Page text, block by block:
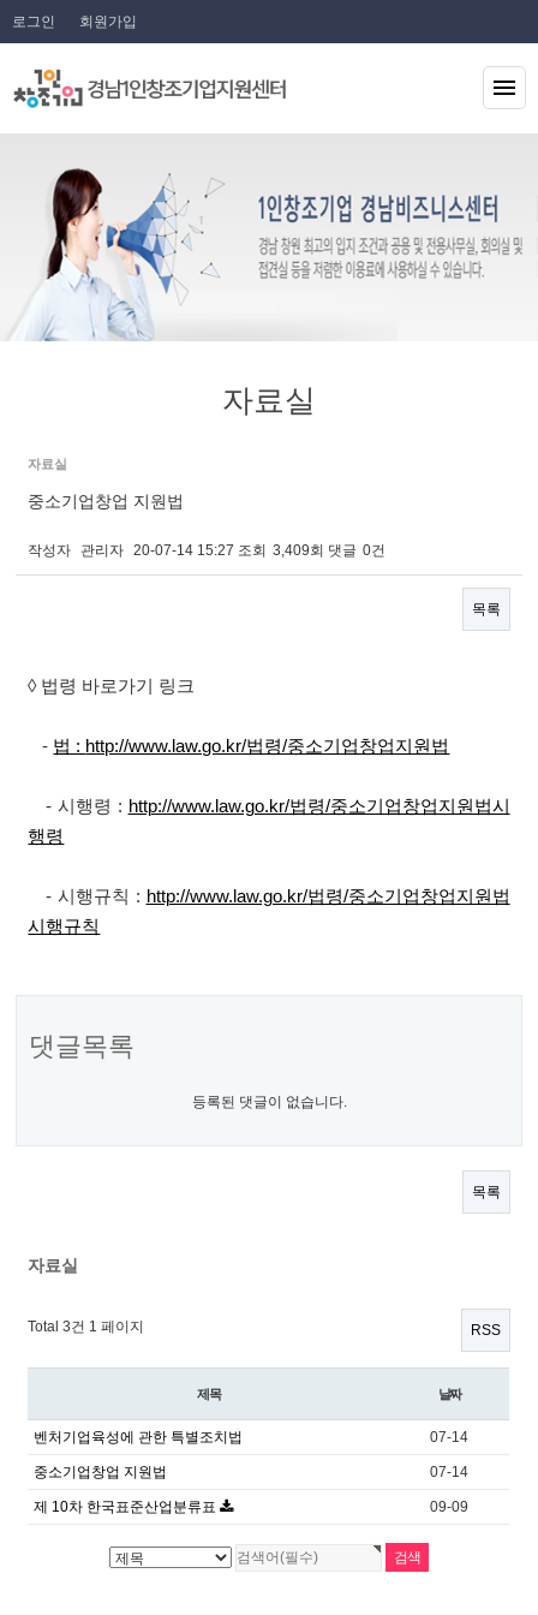
로그인 회원가입
자료실
자료실
중소기업창업 지원법
작성자 관리자 20-07-14 15:27 조회 3,409회 댓글 0건
목록
본문
◊ 법령 바로가기 링크
- 법 : http://www.law.go.kr/법령/중소기업창업지원법
- 시행령 : http://www.law.go.kr/법령/중소기업창업지원법시
행령
- 시행규칙 : http://www.law.go.kr/법령/중소기업창업지원법
시행규칙
댓글목록
등록된 댓글이 없습니다.
목록
자료실
Total 3건 1 페이지 RSS
제목 날짜
벤처기업육성에 관한 특별조치법 07-14
중소기업창업 지원법 07-14
제 10차 한국표준산업분류표 09-09